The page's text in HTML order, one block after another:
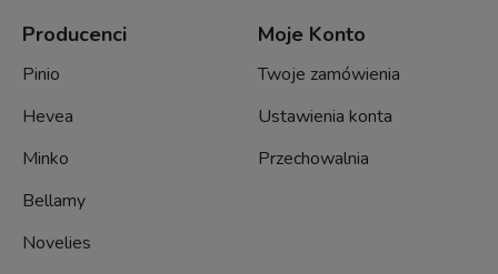
Producenci
Pinio
Hevea
Minko
Bellamy
Novelies
Moje Konto
Twoje zamówienia
Ustawienia konta
Przechowalnia